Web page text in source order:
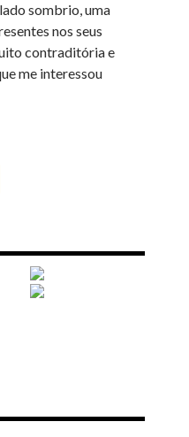
sombrio, uma
nos seus
contraditória e
me interessou